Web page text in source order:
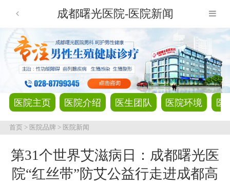
成都曙光医院-医院新闻
医院主页 医院介绍 医生团队 医院环境 医
首页> 医院品牌 > 医院新闻
第31个世界艾滋病日：成都曙光医
院“红丝带”防艾公益行走进成都高